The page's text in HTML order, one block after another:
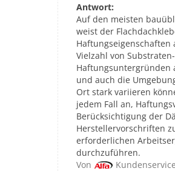
Antwort:
Auf den meisten
weist der
Haftungseigenschaften
Vielzahl von
Haftungsuntergründen
und auch die
Ort stark variieren
jedem Fall an,
Berücksichtigung der
Herstellervorschriften
erforderlichen
durchzuführen.
Von